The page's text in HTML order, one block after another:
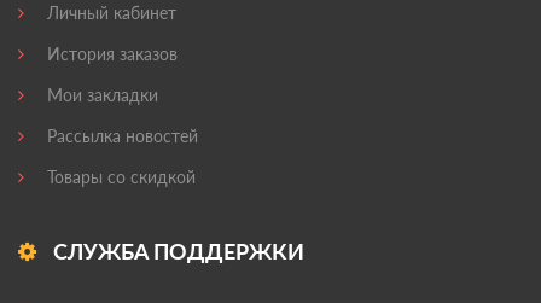
Личный кабинет
История заказов
Мои закладки
Рассылка новостей
Товары со скидкой
СЛУЖБА ПОДДЕРЖКИ